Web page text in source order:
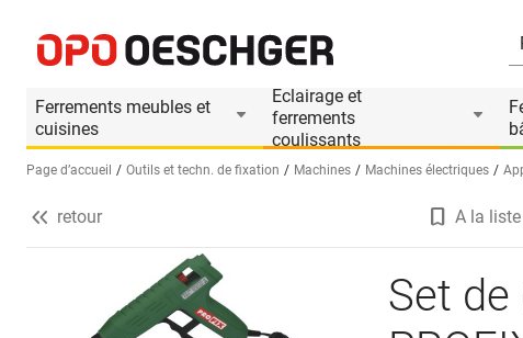
Ferrements meubles et
cuisines
Eclairage et
ferrements
coulissants
Sélectionnez une langue (FR)
Page d’accueil Outils et techn. de fixation Machines Machines électriques
Informations produit
Accessoires appropriés
retour A la
Set